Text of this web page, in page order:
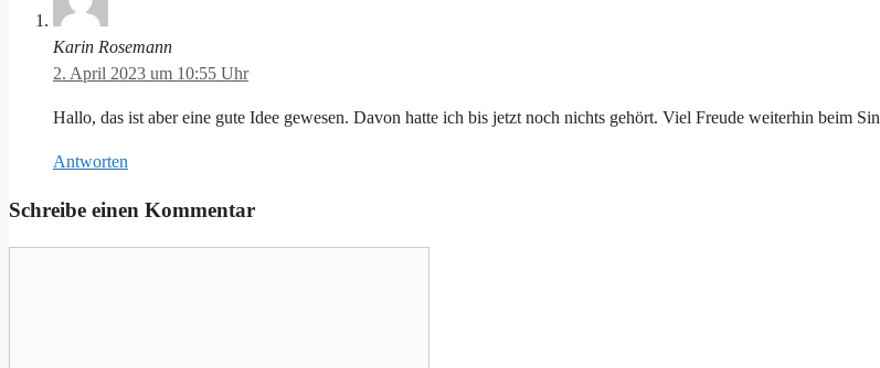
Karin Rosemann
2. April 2023 um 10:55 Uhr
Hallo, das ist aber eine gute Idee gewesen. Davon hatte ich bis jetzt noch nichts gehört. Viel Freude weiterhin beim
Antworten
Schreibe einen Kommentar